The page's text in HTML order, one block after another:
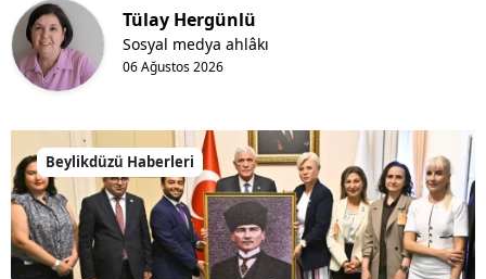
Tülay Hergünlü
06 Ağustos 2026
Sosyal medya ahlâkı
Beylikdüzü Haberleri